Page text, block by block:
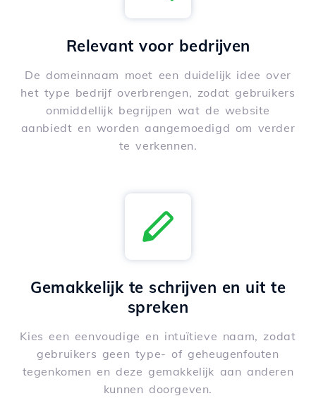
Relevant voor bedrijven
De domeinnaam moet een duidelijk idee over
het type bedrijf overbrengen, zodat gebruikers
onmiddellijk begrijpen wat de website
aanbiedt en worden aangemoedigd om verder
te verkennen.
Gemakkelijk te schrijven en uit te
spreken
Kies een eenvoudige en intuïtieve naam, zodat
gebruikers geen type- of geheugenfouten
tegenkomen en deze gemakkelijk aan anderen
kunnen doorgeven.